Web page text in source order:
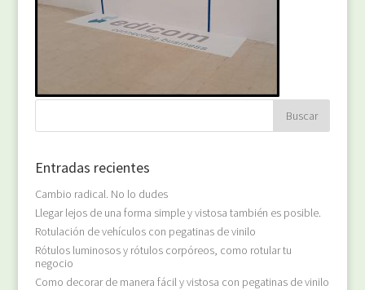
Entradas recientes
Cambio radical. No lo dudes
Llegar lejos de una forma simple y vistosa también es posible.
Rotulación de vehículos con pegatinas de vinilo
Rótulos luminosos y rótulos corpóreos, como rotular tu
negocio
Como decorar de manera fácil y vistosa con pegatinas de vinilo